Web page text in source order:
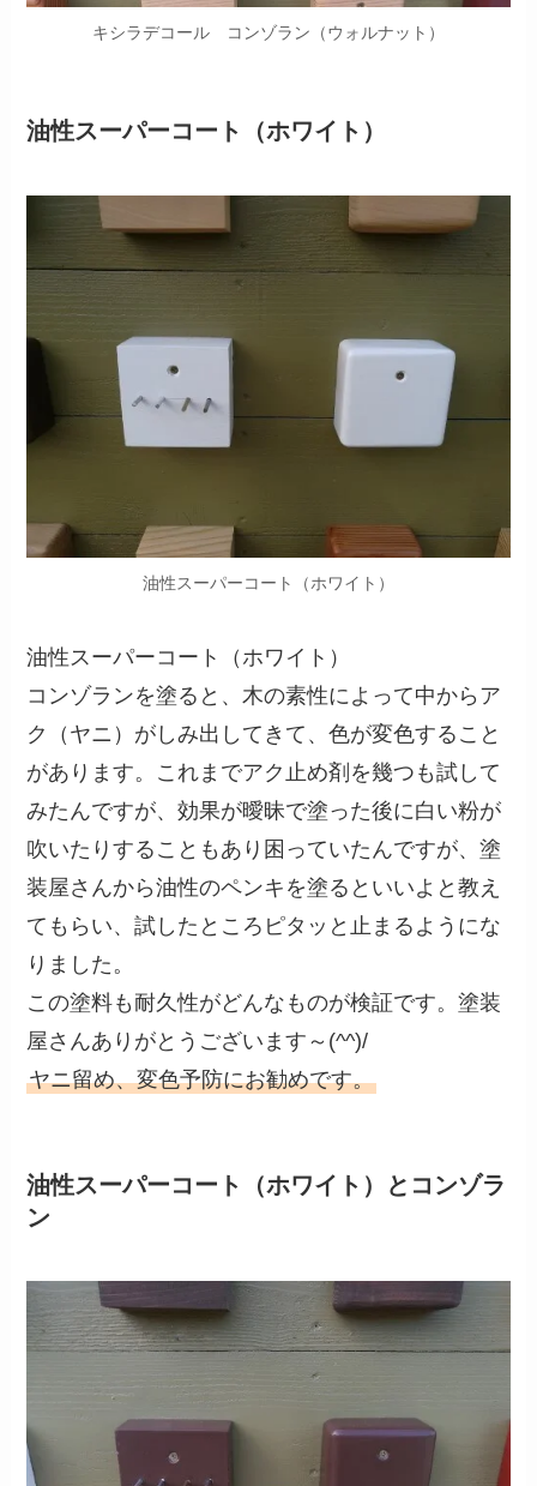
キシラデコール コンゾラン（ウォルナット）
油性スーパーコート（ホワイト）
油性スーパーコート（ホワイト）
油性スーパーコート（ホワイト）
コンゾランを塗ると、木の素性によって中からア
ク（ヤニ）がしみ出してきて、色が変色すること
があります。これまでアク止め剤を幾つも試して
みたんですが、効果が曖昧で塗った後に白い粉が
吹いたりすることもあり困っていたんですが、塗
装屋さんから油性のペンキを塗るといいよと教え
てもらい、試したところピタッと止まるようにな
りました。
この塗料も耐久性がどんなものが検証です。塗装
屋さんありがとうございます～(^^)/
ヤニ留め、変色予防にお勧めです。
油性スーパーコート（ホワイト）とコンゾラ
ン